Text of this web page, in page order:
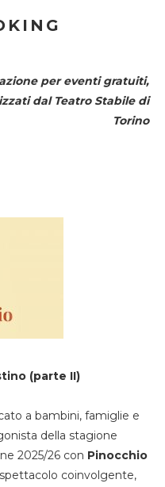
per eventi gratuiti,
dal Teatro Stabile di
Torino
(parte II)
a bambini, famiglie e
della stagione
2025/26 con Pinocchio
coinvolgente,